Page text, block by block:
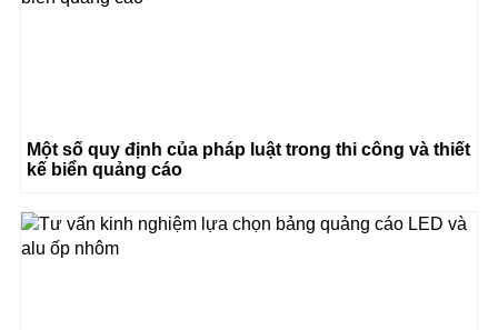
Một số quy định của pháp luật trong thi công và thiết
kế biển quảng cáo